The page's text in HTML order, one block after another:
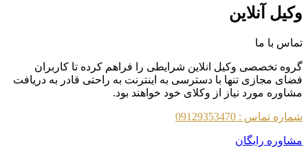
آنلاین
با ما
تخصصی وکیل انلاین شرایطی را فراهم کرده تا کاربران
مجازی تنها با دسترسی به اینترنت به راحتی قادر به دریافت
مورد نیاز از وکلای خود خواهند بود.
: 09129353470
رایگان